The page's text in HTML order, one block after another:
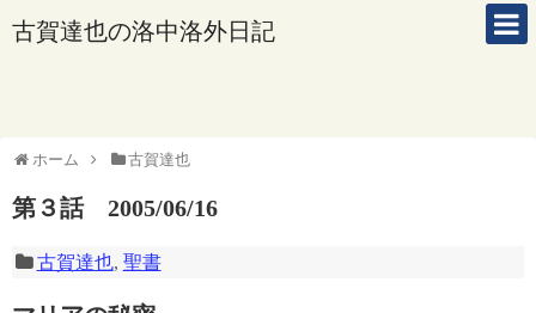
古賀達也の洛中洛外日記
ホーム 古賀達也
第３話 2005/06/16
古賀達也, 聖書